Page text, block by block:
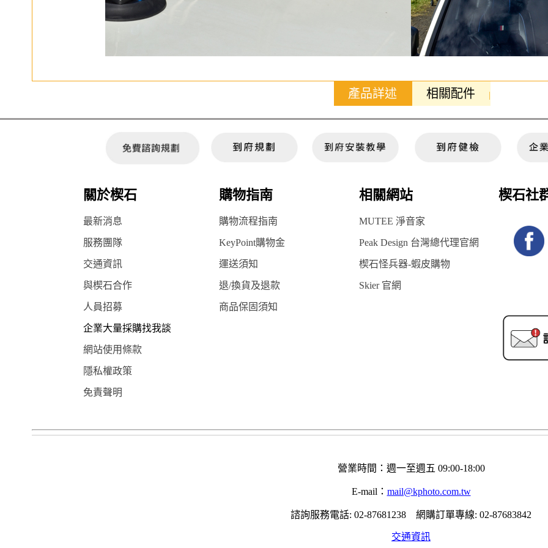
產品詳述 相關配件
關於楔石 購物指南 相關網站 楔石社
最新消息 購物流程指南 MUTEE 淨音家
服務團隊 KeyPoint購物金 Peak Design 台灣總代理官網
交通資訊 運送須知 楔石怪兵器-蝦皮購物
與楔石合作 退/換貨及退款 Skier 官網
人員招募 商品保固須知
企業大量採購找我談
網站使用條款
隱私權政策
免責聲明
營業時間：週一至週五 09:00-18:00
E-mail： mail@kphoto.com.tw
諮詢服務電話: 02-87681238 網購訂單專線: 02-87683842
交通資訊